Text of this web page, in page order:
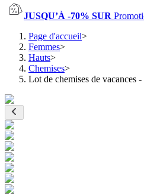
JUSQU’À -70% SUR
Page d'accueil>
Femmes>
Hauts>
Chemises>
Lot de chemises de vacances